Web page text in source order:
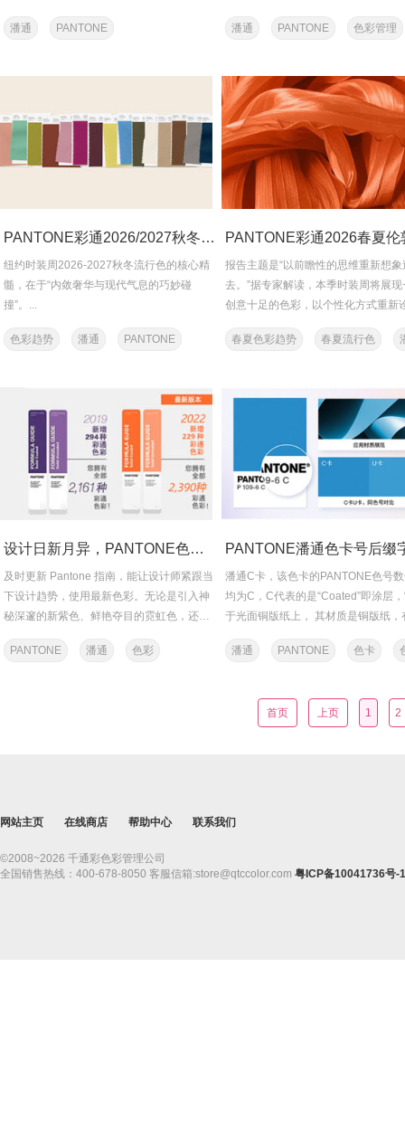
潘通
PANTONE
潘通
PANTONE
色彩管理
PANTONE彩通2026/2027秋冬纽约时装周流行色彩趋势报告
纽约时装周2026-2027秋冬流行色的核心精
髓，在于“内敛奢华与现代气息的巧妙碰
撞”。...
色彩趋势 潘通
PANTONE
报告主题是“以前瞻性的思维重新想象
去。”据专家解读，本季时装周将展
创意十足的色彩，以个性化方式重新
春夏色彩趋势
春夏流行色
设计日新月异，PANTONE色彩亦如此
及时更新 Pantone 指南，能让设计师紧跟当
下设计趋势，使用最新色彩。无论是引入神
秘深邃的新紫色、鲜艳夺目的霓虹色，还是
PANTONE
潘通 色彩
潘通C卡，该色卡的PANTONE色号
均为C，C代表的是“Coated”即涂层
于光面铜版纸上， 其材质是铜版纸，
潘通
PANTONE 色卡
首页 上页 1 2
网站主页 在线商店 帮助中心 联系我们
©2008~2026 千通彩色彩管理公司
全国销售热线：400-678-8050 客服信箱:store@qtccolor.com 粤ICP备10041736号-